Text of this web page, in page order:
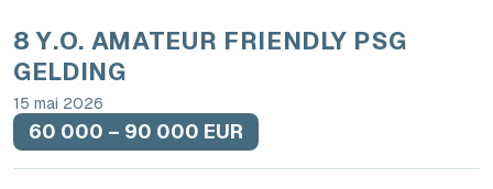
8 Y.O. AMATEUR FRIENDLY PSG
GELDING
15 mai 2026
60 000 – 90 000 EUR